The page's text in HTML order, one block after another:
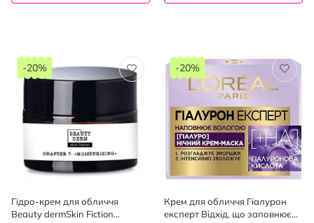
Гідро-крем для обличчя
Beauty dermSkin Fiction
-20%
Крем для обличчя Гіалурон
експерт Відхід, що заповнює
-20%